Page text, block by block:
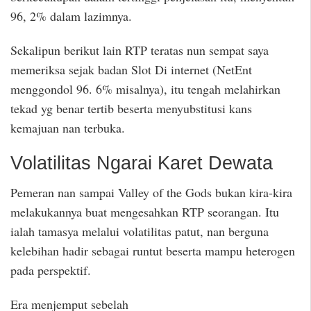
96, 2% dalam lazimnya.
Sekalipun berikut lain RTP teratas nun sempat saya
memeriksa sejak badan Slot Di internet (NetEnt
menggondol 96. 6% misalnya), itu tengah melahirkan
tekad yg benar tertib beserta menyubstitusi kans
kemajuan nan terbuka.
Volatilitas Ngarai Karet Dewata
Pemeran nan sampai Valley of the Gods bukan kira-kira
melakukannya buat mengesahkan RTP seorangan. Itu
ialah tamasya melalui volatilitas patut, nan berguna
kelebihan hadir sebagai runtut beserta mampu heterogen
pada perspektif.
Era menjemput sebelah